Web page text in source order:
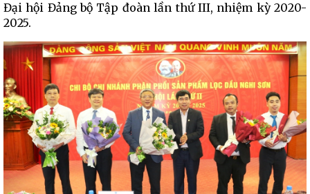
Đại hội Đảng bộ Tập đoàn lần thứ III, nhiệm kỳ 2020-
2025.